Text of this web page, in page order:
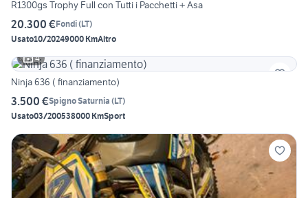
R1300gs Trophy Full con Tutti i Pacchetti + Asa
20.300 €Fondi(LT)
Usato10/20249000 KmAltro
4
Ninja 636 ( finanziamento)
3.500 €Spigno Saturnia (LT)
Usato03/200538000 KmSport